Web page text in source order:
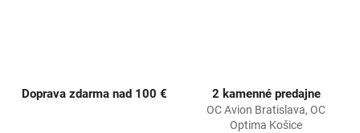
Doprava zdarma nad 100 € 2 kamenné predajne
OC Avion Bratislava, OC
Optima Košice